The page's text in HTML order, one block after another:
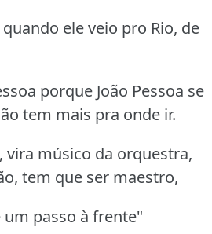
ele veio pro Rio, de
porque João Pessoa se
tem mais pra onde ir.
vira músico da orquestra,
tem que ser maestro,
passo à frente"